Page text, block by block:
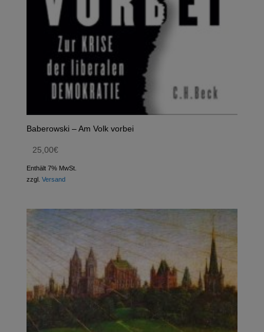
Baberowski – Am Volk vorbei
25,00€
Enthält 7% MwSt.
zzgl. Versand